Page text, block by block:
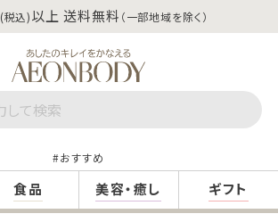
(税込)以上 送料無料 （一部地域を除く）
おすすめ
食品 美容・癒し ギフト